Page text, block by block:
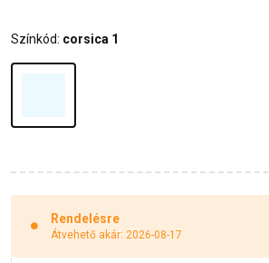
Színkód: corsica 1
Rendelésre
Átvehető akár: 2026-08-17